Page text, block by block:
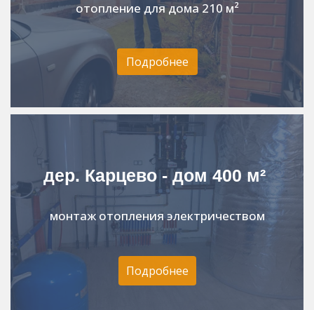
отопление для дома 210 м²
Подробнее
дер. Карцево - дом 400 м²
монтаж отопления электричеством
Подробнее